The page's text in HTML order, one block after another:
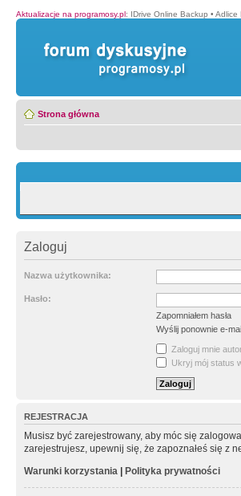
Aktualizacje na programosy.pl: IDrive Online Backup • Adlice
Strona główna
Zaloguj
Nazwa użytkownika:
Hasło:
Zapomniałem hasła
Wyślij ponownie e-
Zaloguj mnie
Ukryj mój status
REJESTRACJA
Musisz być zarejestrowany, aby móc się
zarejestrujesz, upewnij się, że zapoznałeś się z
Warunki korzystania | Polityka prywatności